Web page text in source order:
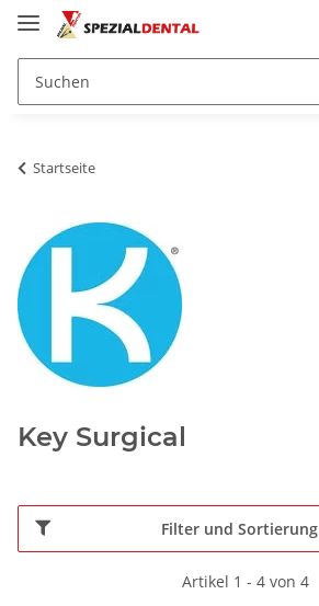
Startseite
Key Surgical
Filter und Sortierung
Artikel 1 - 4 von 4